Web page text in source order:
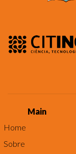
Main
Home
Sobre